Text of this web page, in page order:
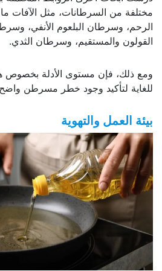
مختلفة من السرطانات، مثل الآفات
الرحم، وسرطان البلعوم الأنفي،
القولون والمستقيم، وسرطان الثدي.
ومع ذلك، فإن مستوى الأدلة
للغاية لتأكيد وجود خطر مسرطن واضح
بيئة العمل والتهوية